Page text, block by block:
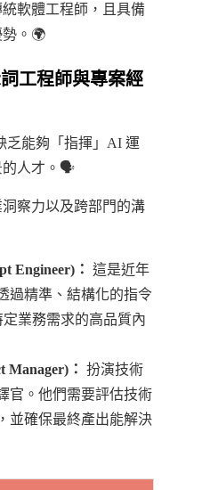
軟體工程師，且具備
。🌍
工程師與專案經
乏能夠「指揮」AI 運
的人才。🗣️
察力以及跨部門的溝
Engineer)： 這是近年
過精準、結構化的指令
業務需求的高品質內
Manager)： 扮演技術
官。他們需要評估技術
並確保最終產出能解決